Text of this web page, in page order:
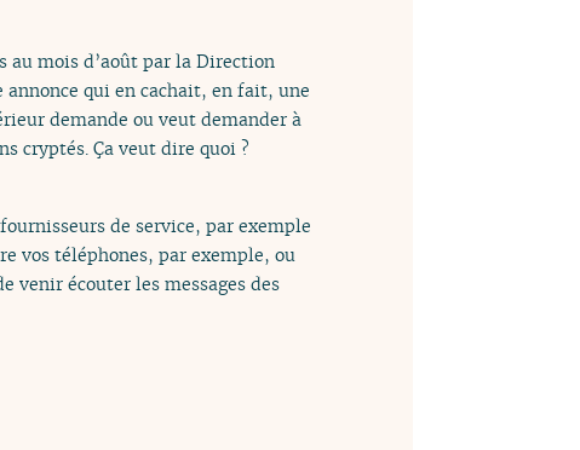
au mois d’août par la Direction
qui en cachait, en fait, une
demande ou veut demander à
cryptés. Ça veut dire quoi ?
de service, par exemple
vos téléphones, par exemple, ou
venir écouter les messages des